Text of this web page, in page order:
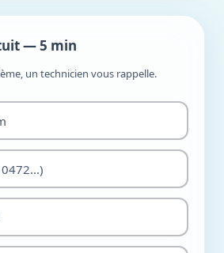
— 5 min
un technicien vous rappelle.